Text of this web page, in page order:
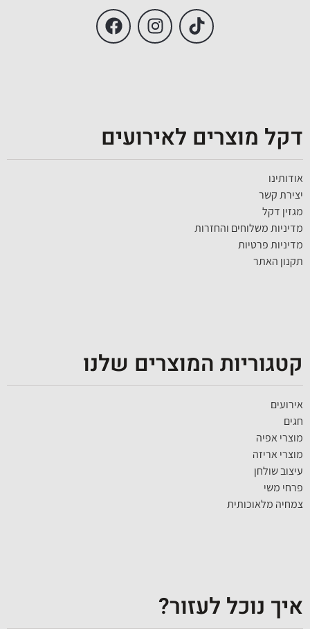
דקל מוצרים לאירועים
אודותינו
יצירת קשר
מגזין דקל
מדיניות משלוחים והחזרות
מדיניות פרטיות
תקנון האתר
קטגוריות המוצרים שלנו
אירועים
חגים
מוצרי אפיה
מוצרי אריזה
עיצוב שולחן
פרחי משי
צמחיה מלאוכותית
איך נוכל לעזור?